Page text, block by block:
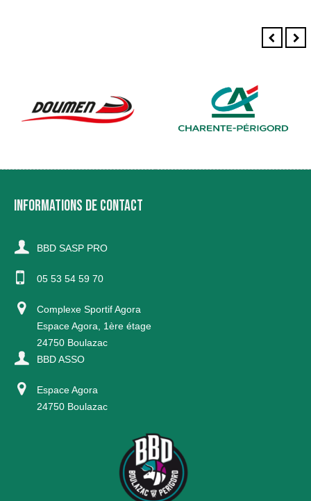
INFORMATIONS DE CONTACT
BBD SASP PRO
05 53 54 59 70
Complexe Sportif Agora
Espace Agora, 1ère étage
24750 Boulazac
BBD ASSO
Espace Agora
24750 Boulazac